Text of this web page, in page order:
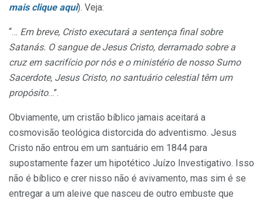
mais clique aqui). Veja:
“… Em breve, Cristo executará a sentença final sobre
Satanás. O sangue de Jesus Cristo, derramado sobre a
cruz em sacrifício por nós e o ministério de nosso Sumo
Sacerdote, Jesus Cristo, no santuário celestial têm um
propósito…”.
Obviamente, um cristão bíblico jamais aceitará a
cosmovisão teológica distorcida do adventismo. Jesus
Cristo não entrou em um santuário em 1844 para
supostamente fazer um hipotético Juízo Investigativo. Isso
não é bíblico e crer nisso não é avivamento, mas sim é se
entregar a um aleive que nasceu de outro embuste que